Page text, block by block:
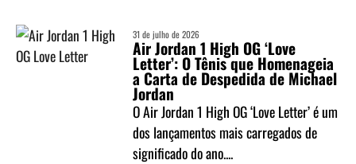
31 de julho de 2026
Air Jordan 1 High OG ‘Love
Letter’: O Tênis que Homenageia
a Carta de Despedida de Michael
Jordan
O Air Jordan 1 High OG ‘Love Letter’ é um
dos lançamentos mais carregados de
significado do ano....